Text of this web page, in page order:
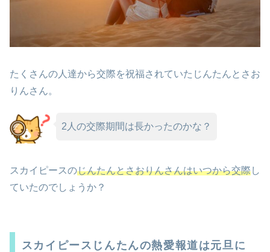
たくさんの人達から交際を祝福されていたじんたんとさお
りんさん。
2人の交際期間は長かったのかな？
スカイピースのじんたんとさおりんさんはいつから交際し
ていたのでしょうか？
スカイピースじんたんの熱愛報道は元旦に